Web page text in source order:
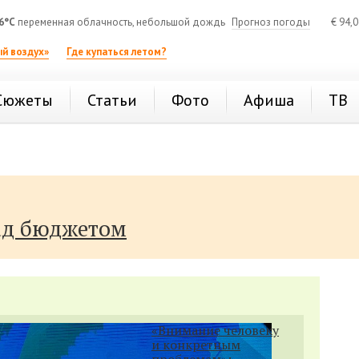
переменная облачность, небольшой дождь Прогноз погоды €
воздух» Где купаться летом?
Статьи Фото Афиша ТВ
бюджетом
«Внимание человеку
и конкретным